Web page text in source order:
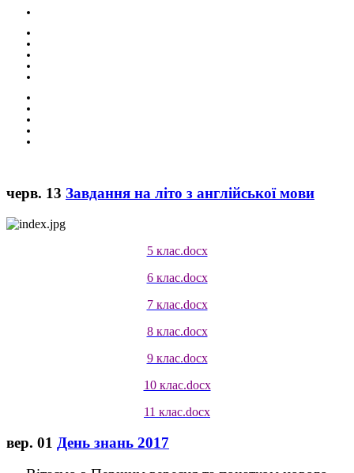
черв. 13 Завдання на літо з англійської мови
5 клас.docx
6 клас.docx
7 клас.docx
8 клас.docx
9 клас.docx
10 клас.docx
11 клас.docx
вер. 01 День знань 2017